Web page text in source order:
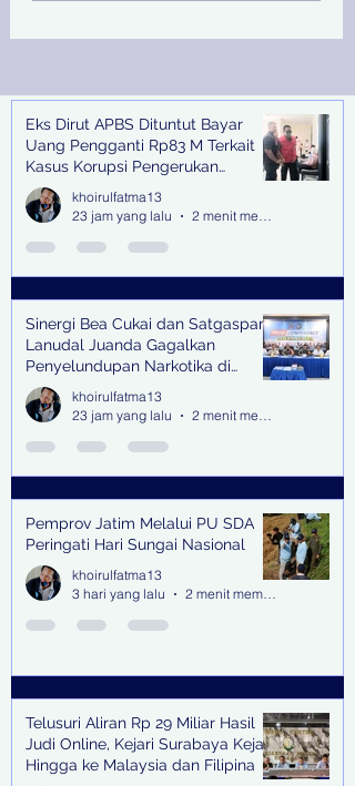
Juanda Gagalkan
Recent Posts
Eks Dirut APBS Dituntut Bayar
Uang Pengganti Rp83 M Terkait
Kasus Korupsi Pengerukan
Tanjung Perak
khoirulfatma13
23 jam yang lalu
2 menit membaca
Sinergi Bea Cukai dan Satgaspam
Lanudal Juanda Gagalkan
Penyelundupan Narkotika di
Bandara Juanda
khoirulfatma13
23 jam yang lalu
2 menit membaca
Pemprov Jatim Melalui PU SDA
Peringati Hari Sungai Nasional
khoirulfatma13
3 hari yang lalu
2 menit membaca
Telusuri Aliran Rp 29 Miliar Hasil
Judi Online, Kejari Surabaya Kejar
Hingga ke Malaysia dan Filipina